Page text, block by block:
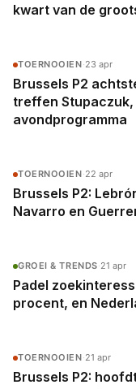
kwart van de
TOERNOOIEN·23 apr
Brussels P2
treffen Stupaczuk,
avondprogramma
TOERNOOIEN·22 apr
Brussels P2:
Navarro en
GROEI & TRENDS·21 apr
Padel
procent, en
TOERNOOIEN·21 apr
Brussels P2: